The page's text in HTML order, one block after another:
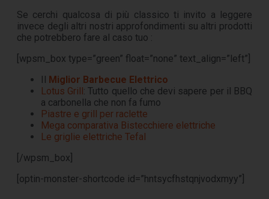
Se cerchi qualcosa di più classico ti invito a leggere
invece degli altri nostri approfondimenti su altri prodotti
che potrebbero fare al caso tuo :
[wpsm_box type=”green” float=”none” text_align=”left”]
Il Miglior Barbecue Elettrico
Lotus Grill: Tutto quello che devi sapere per il BBQ
a carbonella che non fa fumo
Piastre e grill per raclette
Mega comparativa Bistecchiere elettriche
Le griglie elettriche Tefal
[/wpsm_box]
[optin-monster-shortcode id=”hntsycfhstqnjvodxmyy”]